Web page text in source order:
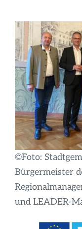
©Foto:
Bürgermeister
und LEADER-